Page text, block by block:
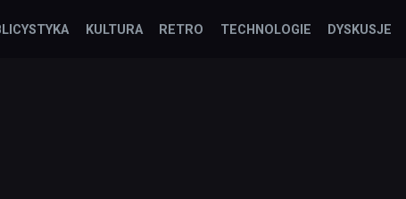
KULTURA RETRO TECHNOLOGIE DYSKUSJE